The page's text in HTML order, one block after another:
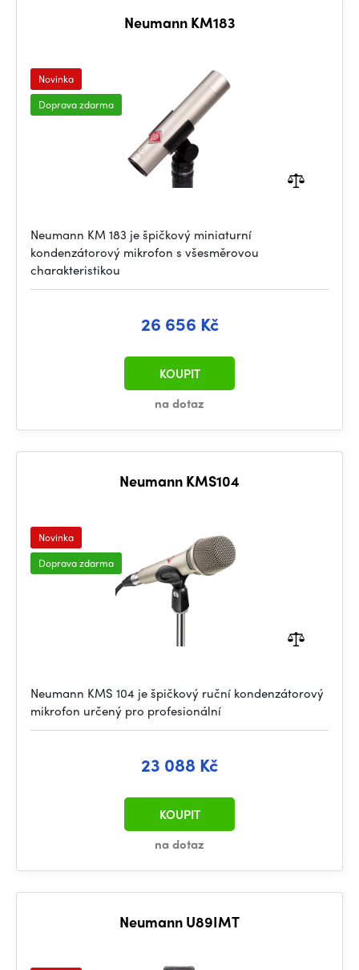
Neumann KM183
Novinka
Doprava zdarma
Neumann KM 183 je špičkový miniaturní
kondenzátorový mikrofon s všesměrovou
charakteristikou
26 656 Kč
na dotaz
KOUPIT
Neumann KMS104
Novinka
Doprava zdarma
Neumann KMS 104 je špičkový ruční kondenzátorový
mikrofon určený pro profesionální
23 088 Kč
na dotaz
KOUPIT
Neumann U89IMT